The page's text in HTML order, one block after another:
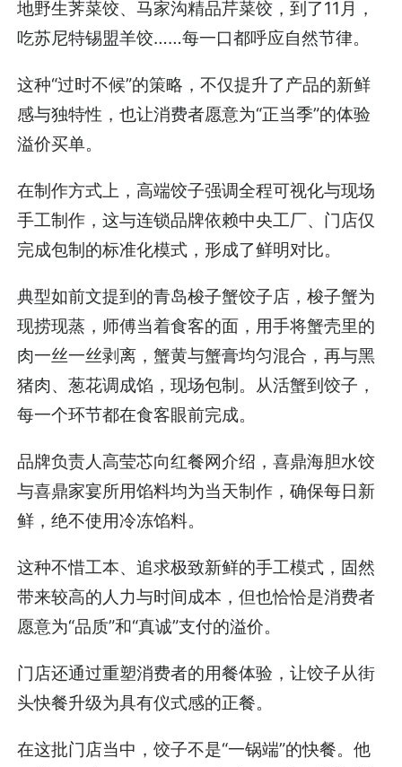
地野生荠菜饺、马家沟精品芹菜饺，到了11月，
吃苏尼特锡盟羊饺……每一口都呼应自然节律。
这种“过时不候”的策略，不仅提升了产品的新鲜
感与独特性，也让消费者愿意为“正当季”的体验
溢价买单。
在制作方式上，高端饺子强调全程可视化与现场
手工制作，这与连锁品牌依赖中央工厂、门店仅
完成包制的标准化模式，形成了鲜明对比。
典型如前文提到的青岛梭子蟹饺子店，梭子蟹为
现捞现蒸，师傅当着食客的面，用手将蟹壳里的
肉一丝一丝剥离，蟹黄与蟹膏均匀混合，再与黑
猪肉、葱花调成馅，现场包制。从活蟹到饺子，
每一个环节都在食客眼前完成。
品牌负责人高莹芯向红餐网介绍，喜鼎海胆水饺
与喜鼎家宴所用馅料均为当天制作，确保每日新
鲜，绝不使用冷冻馅料。
这种不惜工本、追求极致新鲜的手工模式，固然
带来较高的人力与时间成本，但也恰恰是消费者
愿意为“品质”和“真诚”支付的溢价。
门店还通过重塑消费者的用餐体验，让饺子从街
头快餐升级为具有仪式感的正餐。
在这批门店当中，饺子不是“一锅端”的快餐。他